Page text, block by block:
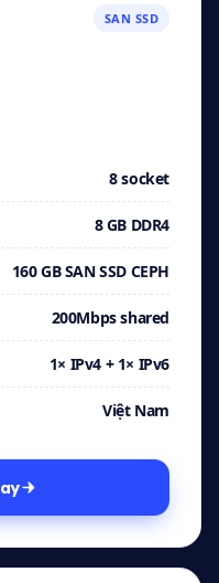
SAN SSD
8 socket
8 GB DDR4
160 GB SAN SSD CEPH
200Mbps shared
1× IPv4 + 1× IPv6
Việt Nam